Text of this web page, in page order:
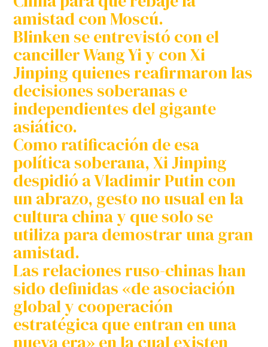
amistad con Moscú.
Blinken se entrevistó con el
canciller Wang Yi y con Xi
Jinping quienes reafirmaron las
decisiones soberanas e
independientes del gigante
asiático.
Como ratificación de esa
política soberana, Xi Jinping
despidió a Vladimir Putin con
un abrazo, gesto no usual en la
cultura china y que solo se
utiliza para demostrar una gran
amistad.
Las relaciones ruso-chinas han
sido definidas «de asociación
global y cooperación
estratégica que entran en una
nueva era» en la cual existen